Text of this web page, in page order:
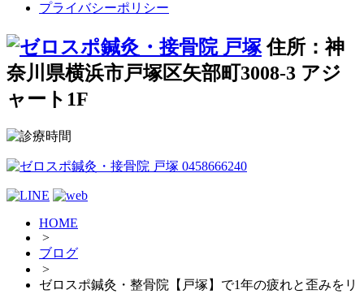
プライバシーポリシー
住所：神
奈川県横浜市戸塚区矢部町3008-3 アジ
ャート1F
HOME
>
ブログ
>
ゼロスポ鍼灸・整骨院【戸塚】で1年の疲れと歪みをリ